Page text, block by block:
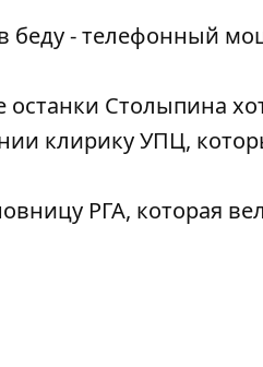
беду - телефонный
останки Столыпина
клирику УПЦ,
РГА, которая